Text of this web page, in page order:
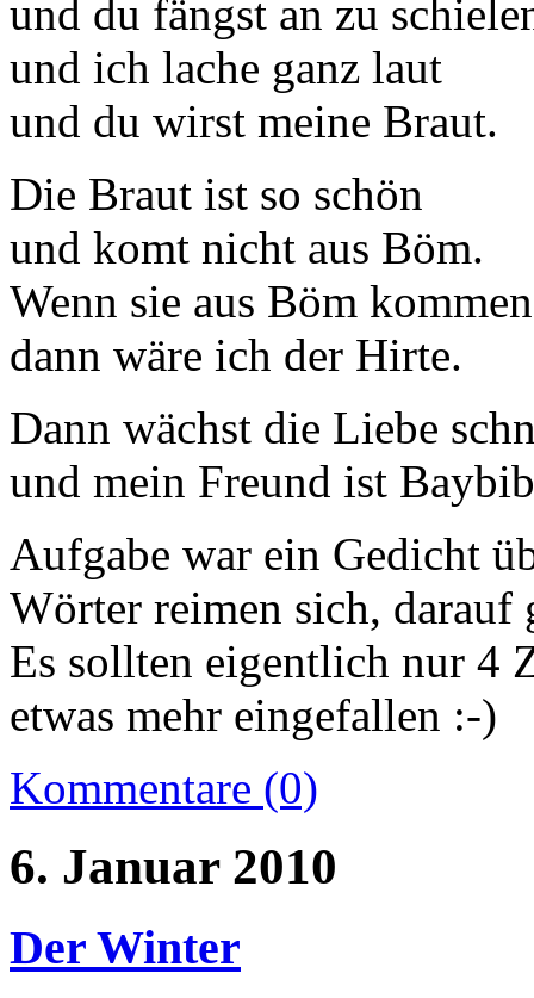
und du fängst an zu
und ich lache ganz laut
und du wirst meine Braut.
Die Braut ist so schön
und komt nicht aus Böm.
Wenn sie aus Böm
dann wäre ich der Hirte.
Dann wächst die Liebe
und mein Freund ist
Aufgabe war ein Gedicht
Wörter reimen sich, darauf
Es sollten eigentlich nur 4
etwas mehr eingefallen :-)
Kommentare (0)
6. Januar 2010
Der Winter